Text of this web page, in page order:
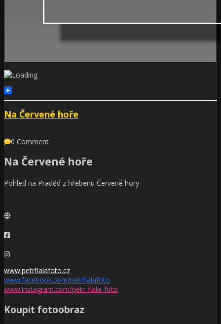
Na Červené hoře
0 Comment
Na Červené hoře
Pohled na Praděd z hřebenu Červené hory
www.petrfialafoto.cz
www.facebook.com/petrfialafoto
www.instagram.com/petr_fiala_foto
Koupit fotoobraz